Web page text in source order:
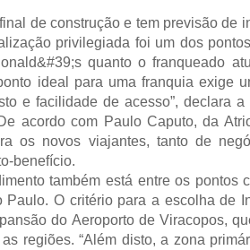
de construção e tem previsão
privilegiada foi um dos
quanto o franqueado
ideal para uma franquia exige
e facilidade de acesso”, declara
acordo com Paulo Caputo, da
os novos viajantes, tanto de
benefício.
também está entre os
Paulo. O critério para a escolha de
do Aeroporto de Viracopos,
regiões. “Além disto, a zona